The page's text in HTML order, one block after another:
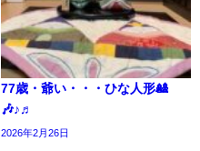
77歳・爺い・・・ひな人形🎎
🎶♪♬
2026年2月26日